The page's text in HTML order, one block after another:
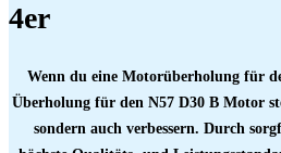
4er
Wenn du eine Motorüberholung für
Überholung für den N57 D30 B Motor
sondern auch verbessern. Durch